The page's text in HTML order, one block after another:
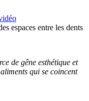
de gêne esthétique et
qui se coincent